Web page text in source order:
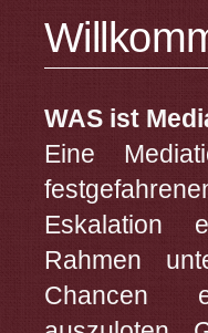
WAS ist
Eine
Eskalation
Rahmen
Chancen